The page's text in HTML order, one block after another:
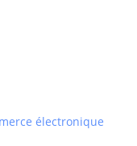
des cours
2
électronique